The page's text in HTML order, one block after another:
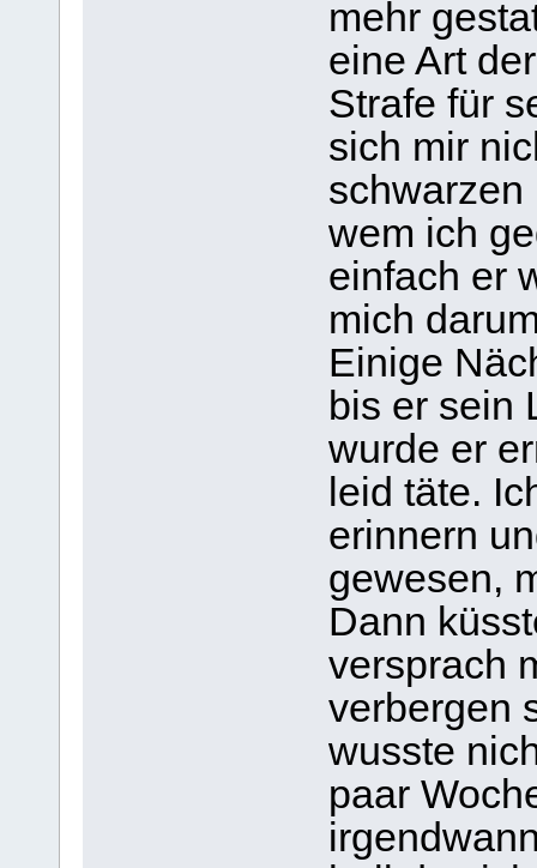
mehr
eine Art
Strafe für
sich mir
schwarzen
wem ich
einfach er
mich
Einige
bis er sein
wurde er
leid täte.
erinnern
gewesen,
Dann
versprach
verbergen
wusste
paar